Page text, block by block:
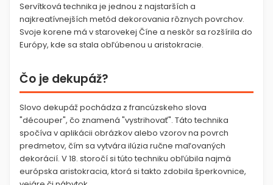
Servítková technika je jednou z najstarších a
najkreatívnejších metód dekorovania rôznych povrchov.
Svoje korene má v starovekej Číne a neskôr sa rozšírila do
Európy, kde sa stala obľúbenou u aristokracie.
Čo je dekupáž?
Slovo dekupáž pochádza z francúzskeho slova
"découper", čo znamená "vystrihovať". Táto technika
spočíva v aplikácii obrázkov alebo vzorov na povrch
predmetov, čím sa vytvára ilúzia ručne maľovaných
dekorácií. V 18. storočí si túto techniku obľúbila najmä
európska aristokracia, ktorá si takto zdobila šperkovnice,